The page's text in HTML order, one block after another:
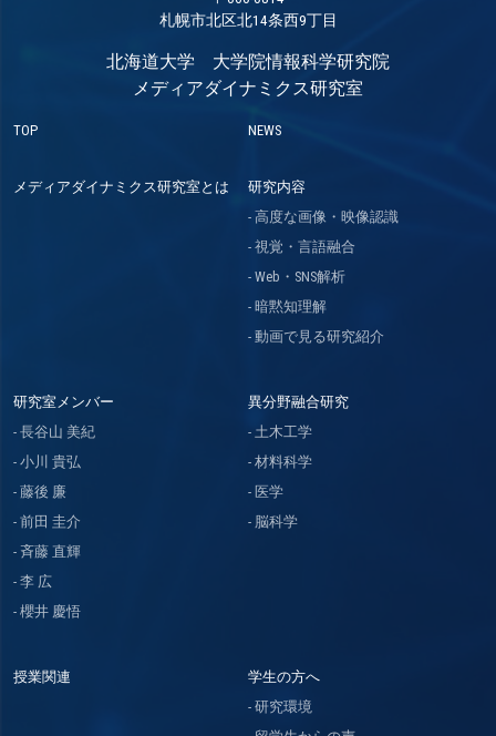
札幌市北区北14条西9丁目
北海道大学 大学院情報科学研究院
メディアダイナミクス研究室
TOP NEWS
メディアダイナミクス研究室とは
研究内容
高度な画像・映像認識
視覚・言語融合
Web・SNS解析
暗黙知理解
動画で見る研究紹介
研究室メンバー
長谷山 美紀
小川 貴弘
藤後 廉
前田 圭介
斉藤 直輝
李 広
櫻井 慶悟
異分野融合研究
土木工学
材料科学
医学
脳科学
授業関連
学生の方へ
研究環境